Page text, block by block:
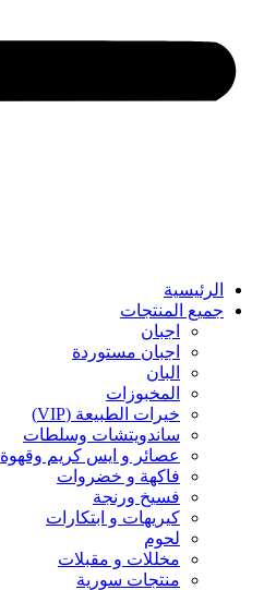
الرئيسية
جميع المنتجات
اجبان
اجبان مستوردة
البان
المخبوزات
خيرات الطبيعة (VIP)
ساندويتشات وسلطات
عصائر و ايس كريم وقهوة
فاكهة و خضروات
فسيخ ورنجة
كيريهات و ابتكارات
لحوم
مخللات و مقبلات
منتجات سورية